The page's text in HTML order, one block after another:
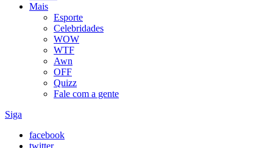
Mais
Esporte
Celebridades
WOW
WTF
Awn
OFF
Quizz
Fale com a gente
Siga
facebook
twitter